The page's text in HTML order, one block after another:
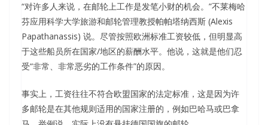
“对许多人来说，在邮轮上工作是发笔小财的机会。”不莱梅哈
芬应用科学大学旅游和邮轮管理教授帕帕塔纳西斯 (Alexis
Papathanassis) 说。尽管按照欧洲标准工资较低，但明显高
于这些船员所在国家/地区的薪酬水平。他说，这就是他们忍
受“非常、非常恶劣的工作条件”的原因。
事实上，工资往往不符合欧盟国家的法定标准，这是因为许
多邮轮是在其他规则适用的国家注册的，例如巴哈马或巴拿